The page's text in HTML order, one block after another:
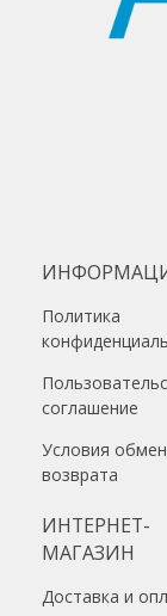
Политика
соглашение
Условия
возврата
ИНТЕРНЕТ-
МАГАЗИН
Доставка и